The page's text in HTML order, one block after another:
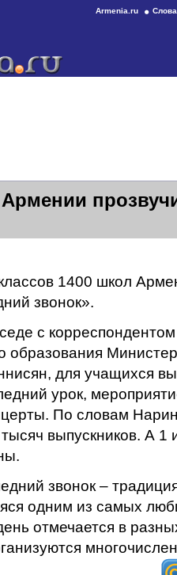
Armenia.ru
1400 школ
звонок».
с
образования
для учащихся
урок,
По словам
выпускников. А 1
звонок –
одним из самых
отмечается в